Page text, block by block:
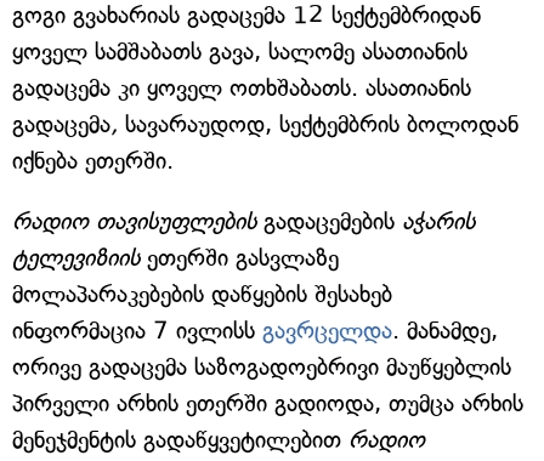
გოგი გვახარიას გადაცემა 12 სექტემბრიდან
ყოველ სამშაბათს გავა, სალომე ასათიანის
გადაცემა კი ყოველ ოთხშაბათს. ასათიანის
გადაცემა, სავარაუდოდ, სექტემბრის ბოლოდან
იქნება ეთერში.
რადიო თავისუფლების გადაცემების აჭარის
ტელევიზიისეთერში გასვლაზე
მოლაპარაკებების დაწყების შესახებ
ინფორმაცია 7 ივლისს გავრცელდა. მანამდე,
ორივე გადაცემა საზოგადოებრივი მაუწყებლის
პირველი არხის ეთერში გადიოდა, თუმცა არხის
მენეჯმენტის გადაწყვეტილებით რადიო